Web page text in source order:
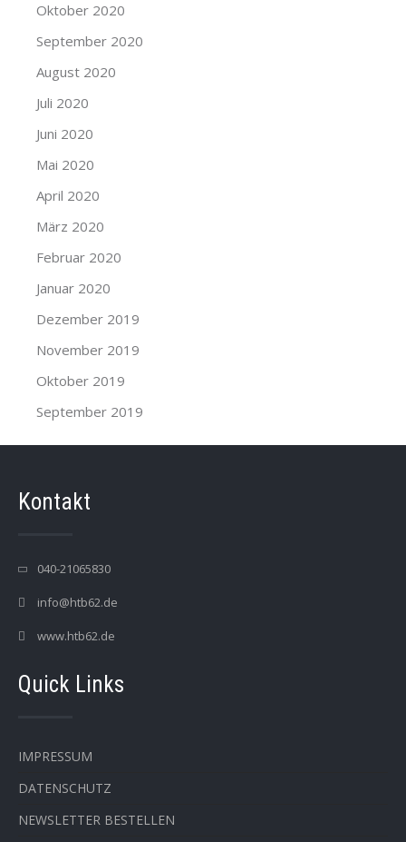
Oktober 2020
September 2020
August 2020
Juli 2020
Juni 2020
Mai 2020
April 2020
März 2020
Februar 2020
Januar 2020
Dezember 2019
November 2019
Oktober 2019
September 2019
Kontakt
040-21065830
info@htb62.de
www.htb62.de
Quick Links
IMPRESSUM
DATENSCHUTZ
NEWSLETTER BESTELLEN